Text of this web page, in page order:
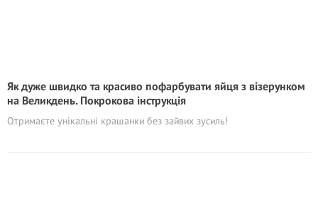
Як дуже швидко та красиво пофарбувати яйця з візерунком
на Великдень. Покрокова інструкція
Отримаєте унікальні крашанки без зайвих зусиль!